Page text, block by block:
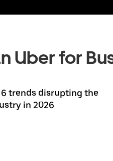
Uber for
6 trends disrupting the
in 2026